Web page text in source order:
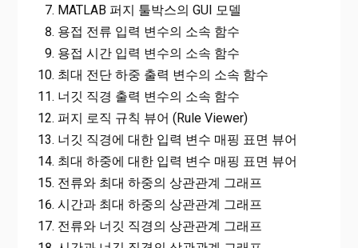
MATLAB 퍼지 툴박스의 GUI 모델
용접 전류 입력 변수의 소속 함수
용접 시간 입력 변수의 소속 함수
최대 전단 하중 출력 변수의 소속 함수
너깃 직경 출력 변수의 소속 함수
퍼지 로직 규칙 뷰어 (Rule Viewer)
너깃 직경에 대한 입력 변수 매핑 표면 뷰어
최대 하중에 대한 입력 변수 매핑 표면 뷰어
전류와 최대 하중의 상관관계 그래프
시간과 최대 하중의 상관관계 그래프
전류와 너깃 직경의 상관관계 그래프